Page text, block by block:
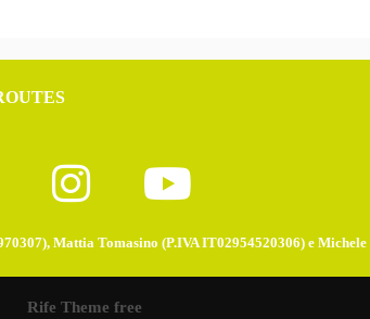
Mattia Tomasino (P.IVA IT02954520306) e
Rife Theme free